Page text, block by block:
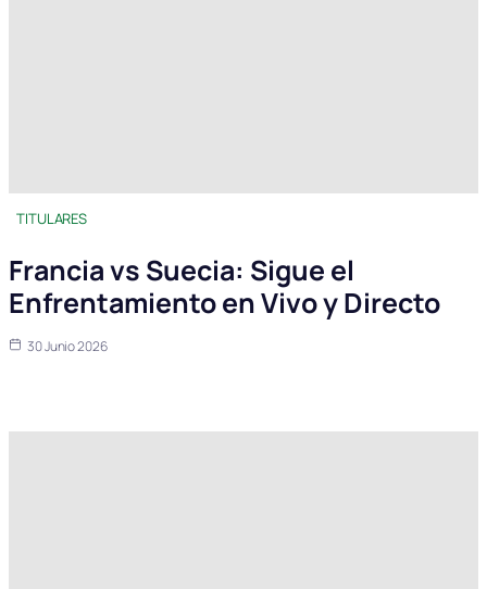
TITULARES
Francia vs Suecia: Sigue el
Enfrentamiento en Vivo y Directo
30 Junio 2026